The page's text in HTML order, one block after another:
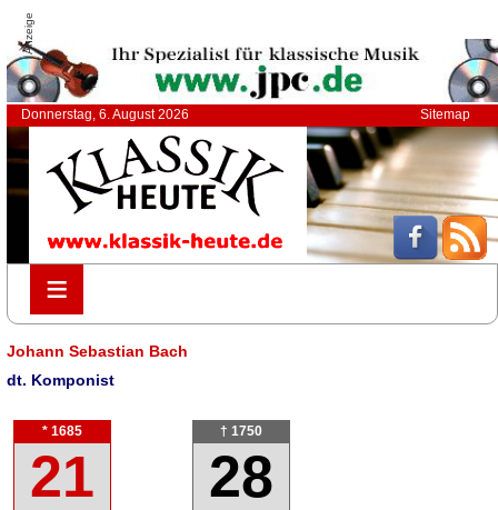
Anzeige
Donnerstag, 6. August 2026 Sitemap
≡
≡
Johann Sebastian Bach
dt. Komponist
* 1685
21
† 1750
28